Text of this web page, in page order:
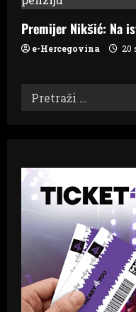
Premijer Nikšić: Na
e-Hercegovina 20
Pretraži: